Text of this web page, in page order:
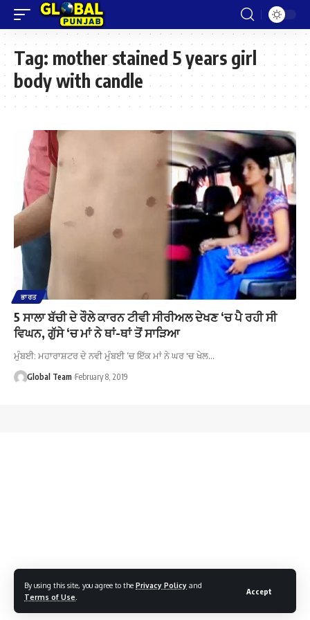
By using this site, you agree to the Privacy Policy and
Terms of Use
Accept
Tag: mother stained 5 years girl
body with candle
ਭਾਰਤ
5 ਸਾਲਾ ਬੱਚੀ ਦੇ ਰੌਲੇ ਕਾਰਨ ਟੀਵੀ ਸੀਰੀਅਲ ਦੇਖਣ ‘ਚ ਪੈ ਰਹੀ ਸੀ
ਵਿਘਨ, ਗੁੱਸੇ ‘ਚ ਮਾਂ ਨੇ ਥਾਂ-ਥਾਂ ਤੋਂ ਸਾੜਿਆ
ਮੁੰਬਈ: ਮਹਾਰਾਸ਼ਟਰ ਦੇ ਨਵੀ ਮੁੰਬਈ ‘ਚ ਇੱਕ ਮਾਂ ਨੇ ਘਰ 'ਚ ਖੇਲ…
Global Team February 8, 2019